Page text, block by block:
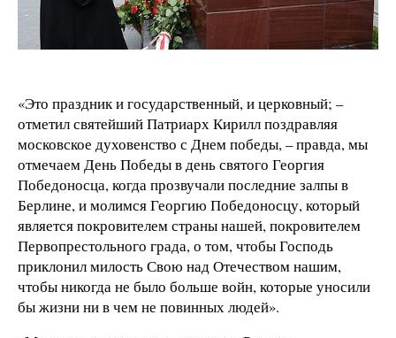
«Это праздник и государственный, и церковный; –
отметил святейший Патриарх Кирилл поздравляя
московское духовенство с Днем победы, – правда, мы
отмечаем День Победы в день святого Георгия
Победоносца, когда прозвучали последние залпы в
Берлине, и молимся Георгию Победоносцу, который
является покровителем страны нашей, покровителем
Первопрестольного града, о том, чтобы Господь
приклонил милость Свою над Отечеством нашим,
чтобы никогда не было больше войн, которые уносили
бы жизни ни в чем не повинных людей».